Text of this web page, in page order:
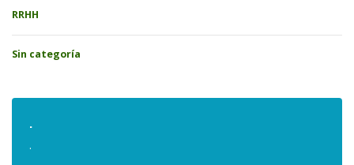
RRHH
Sin categoría
.
.